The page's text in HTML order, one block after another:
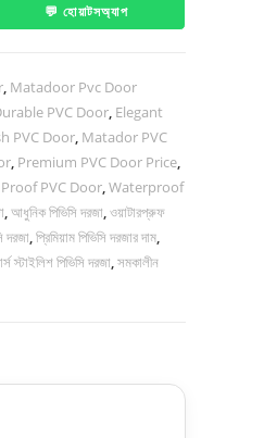
💬 হোয়াটসঅ্যাপ
, Matadoor Pvc Door
PVC Door, Elegant
PVC Door, Matador PVC
, Premium PVC Door Price,
PVC Door,Waterproof
,আধুনিক পিভিসি দরজা,ওয়াটারপ্রুফ
দরজা,প্রিমিয়াম পিভিসি দরজার দাম,
স্টাইলিশ পিভিসি দরজা,সমকালীন